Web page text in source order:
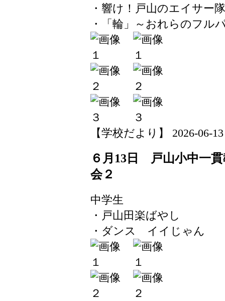
・響け！戸山のエイサー
・「輪」～おれらのフル
【学校だより】 2026-06-
６月13日 戸山小中一
会２
中学生
・戸山田楽ばやし
・ダンス イイじゃん